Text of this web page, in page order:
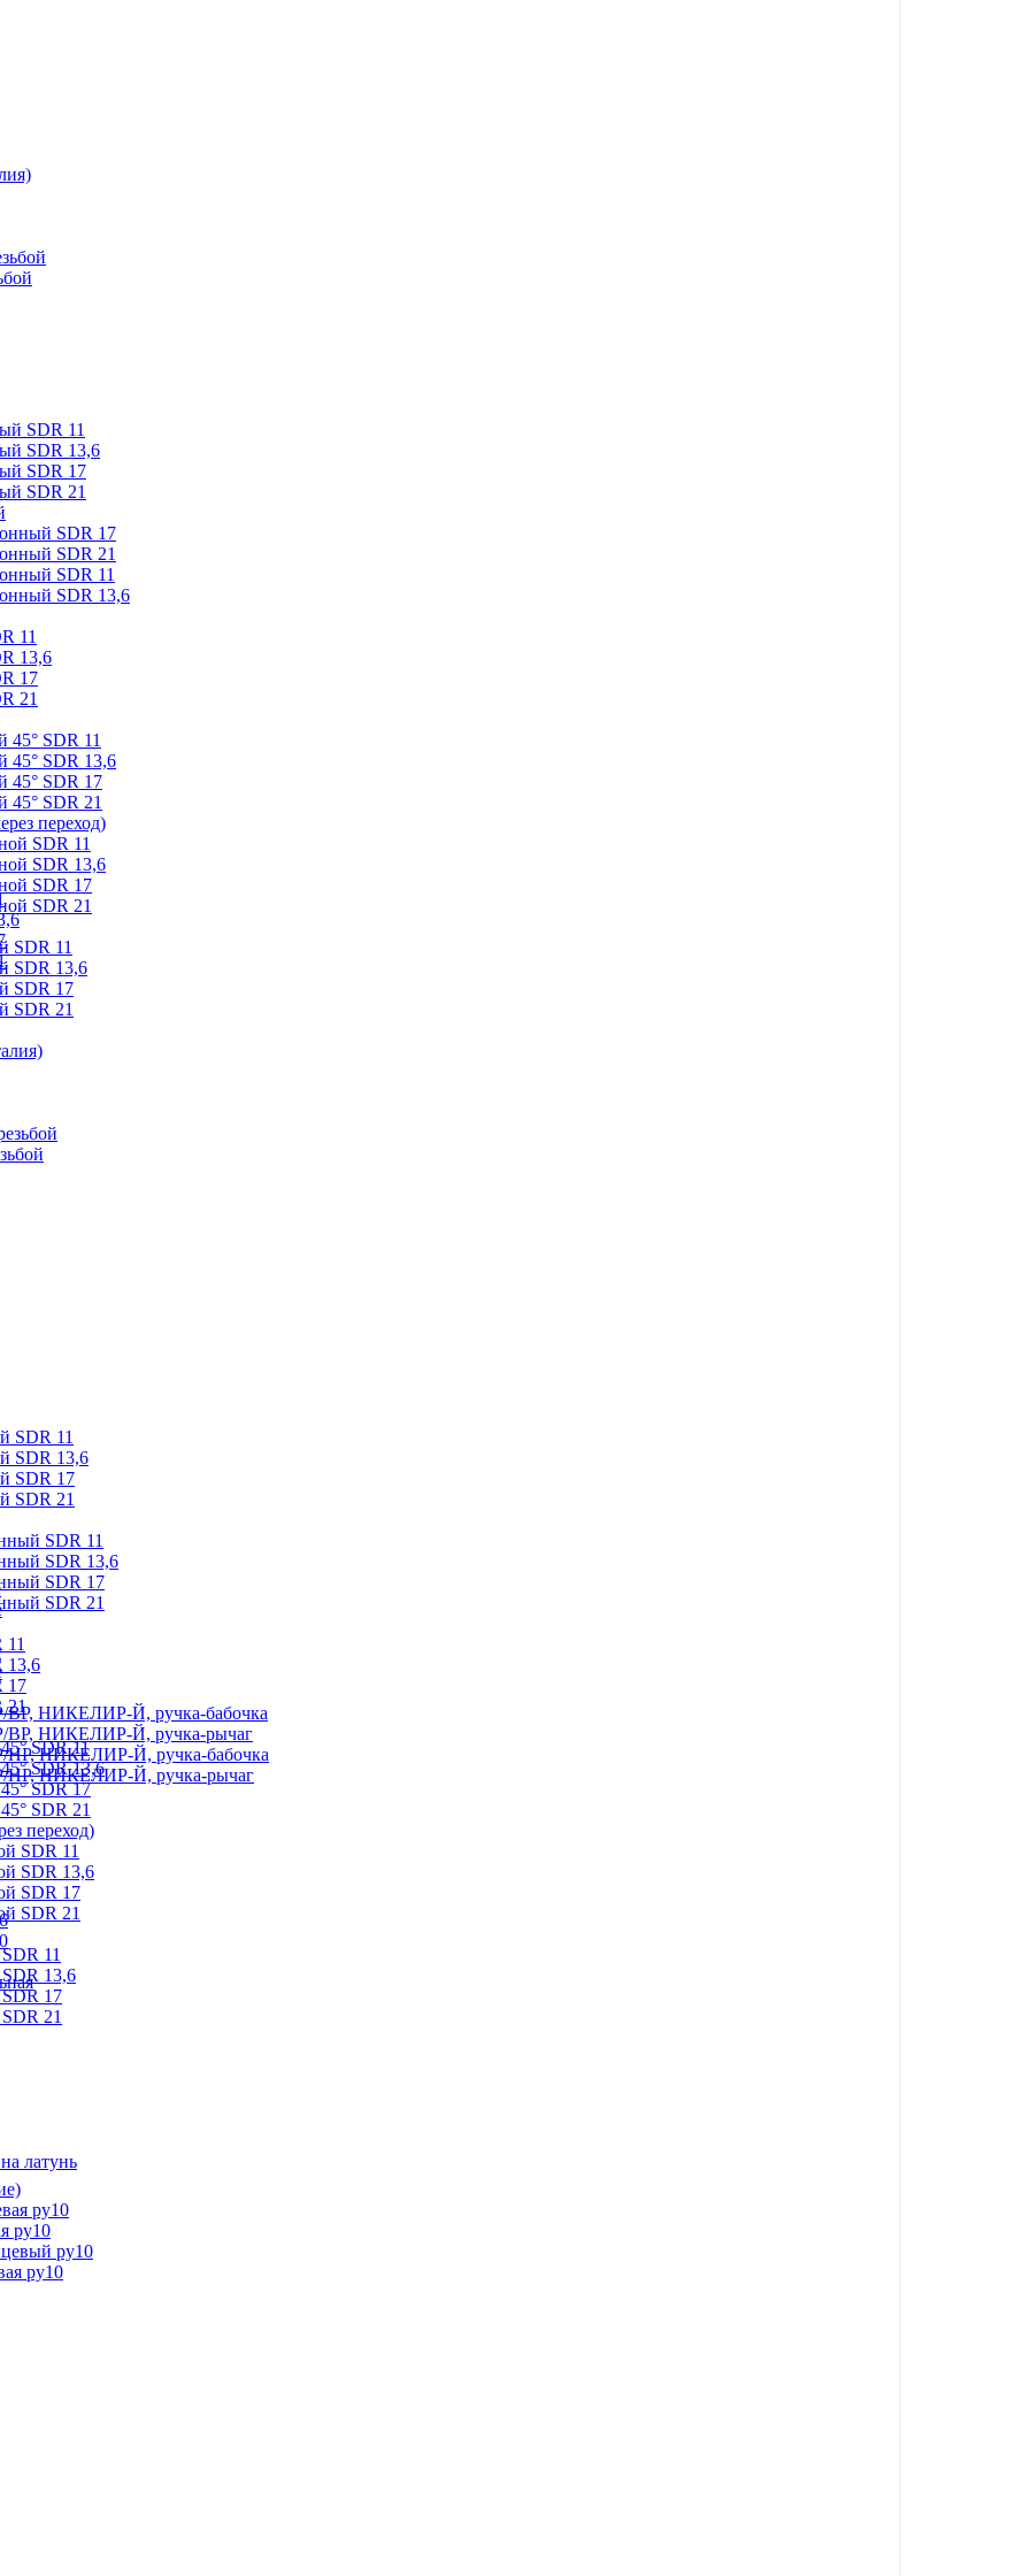
SDR 11
SDR 13,6
SDR 17
SDR 21
SDR 11
SDR 13,6
SDR 17
SDR 21
13,6
17
21
SDR 11
SDR 13,6
SDR 17
SDR 21
переход)
SDR 11
SDR 13,6
SDR 17
SDR 21
11
13,6
17
21
латунь
SDR 11
SDR 13,6
SDR 17
SDR 21
SDR 17
SDR 21
SDR 11
SDR 13,6
11
13,6
17
21
45° SDR 11
45° SDR 13,6
45° SDR 17
45° SDR 21
переход)
SDR 11
SDR 13,6
SDR 17
SDR 21
SDR 11
SDR 13,6
SDR 17
SDR 21
НИКЕЛИР-Й, ручка-бабочка
ВР, НИКЕЛИР-Й, ручка-рычаг
НИКЕЛИР-Й, ручка-бабочка
НР, НИКЕЛИР-Й, ручка-рычаг
ру10
ру10
ру10
ру10